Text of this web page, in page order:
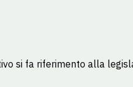
si fa riferimento alla